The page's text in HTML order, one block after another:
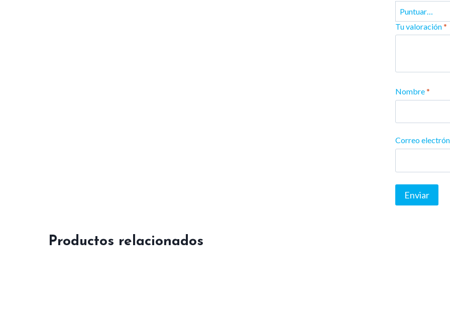
Tu valoración*
Nombre*
Correo
Productos relacionados